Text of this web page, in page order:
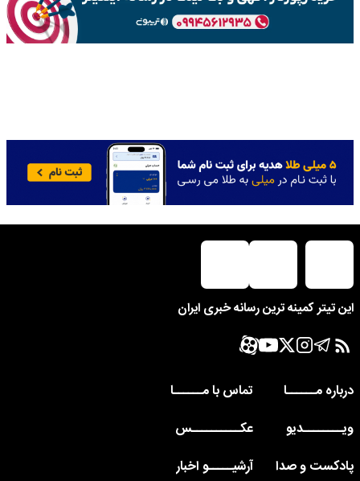
این تیتر کمینه ترین رسانه خبری ایران
درباره مــــــا
تماس با مــــــا
ویــــــــدیو
عکــــــــــس
پادکست و صدا
آرشیـــــو اخبار